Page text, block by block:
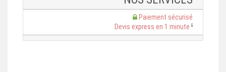
Paiement sécurisé
Devis express en 1 minute